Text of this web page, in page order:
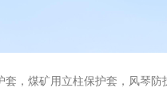
套，煤矿用立柱保护套，风琴